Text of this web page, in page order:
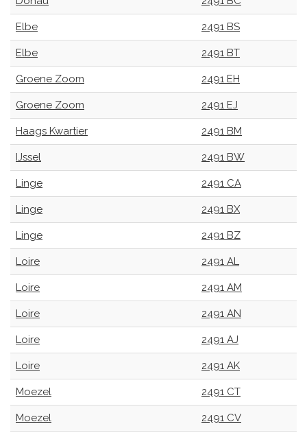
Elbe 2491 BS
Elbe 2491 BT
Groene Zoom 2491 EH
Groene Zoom 2491 EJ
Haags Kwartier 2491 BM
IJssel 2491 BW
Linge 2491 CA
Linge 2491 BX
Linge 2491 BZ
Loire 2491 AL
Loire 2491 AM
Loire 2491 AN
Loire 2491 AJ
Loire 2491 AK
Moezel 2491 CT
Moezel 2491 CV